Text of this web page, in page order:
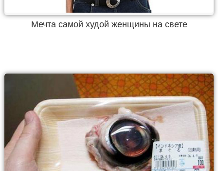
Мечта самой худой женщины на свете